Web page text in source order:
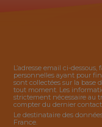
L’adresse email ci-
personnelles ayant pour
sont collectées sur la base
tout moment. Les
strictement nécessaire au
compter du dernier
Le destinataire des
France.